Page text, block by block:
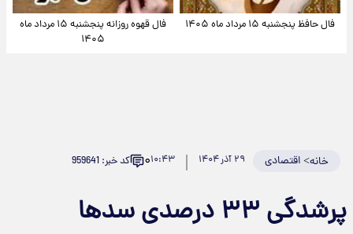
فال حافظ پنجشنبه ۱۵ مرداد ماه ۱۴۰۵
فال قهوه روزانه پنجشنبه ۱۵ مرداد ماه
۱۴۰۵
خانه>اقتصادی ۲۹ آذر ۱۴۰۴ ۱۰:۴۳۰ کد خبر: 959641
پرشدگی ۳۳ درصدی سدها